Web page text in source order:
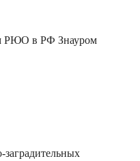
РЮО в РФ Знауром